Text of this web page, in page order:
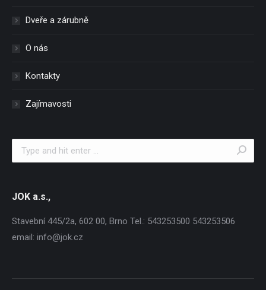
Dveře a zárubně
O nás
Kontakty
Zajímavosti
Search:
JOK a.s.,
Stavební 445/2a, 602 00, Brno Tel.: 543253500 543253506
email: info@jok.cz